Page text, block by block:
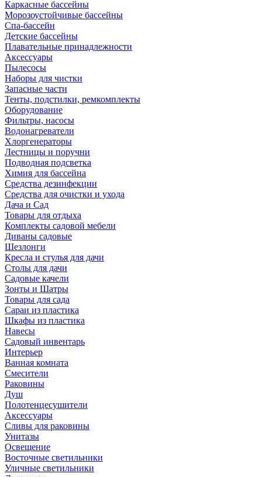
Каркасные бассейны
Морозоустойчивые бассейны
Спа-бассейн
Детские бассейны
Плавательные принадлежности
Аксессуары
Пылесосы
Наборы для чистки
Запасные части
Тенты, подстилки, ремкомплекты
Оборудование
Фильтры, насосы
Водонагреватели
Хлоргенераторы
Лестницы и поручни
Подводная подсветка
Химия для бассейна
Средства дезинфекции
Средства для очистки и ухода
Дача и Сад
Товары для отдыха
Комплекты садовой мебели
Диваны садовые
Шезлонги
Кресла и стулья для дачи
Столы для дачи
Садовые качели
Зонты и Шатры
Товары для сада
Сараи из пластика
Шкафы из пластика
Навесы
Садовый инвентарь
Интерьер
Ванная комната
Смесители
Раковины
Душ
Полотенцесушители
Аксессуары
Сливы для раковины
Унитазы
Освещение
Восточные светильники
Уличные светильники